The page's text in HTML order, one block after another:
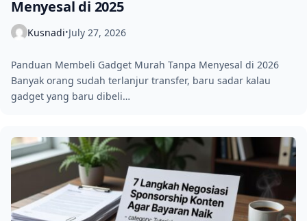
Menyesal di 2025
Kusnadi•July 27, 2026
Panduan Membeli Gadget Murah Tanpa Menyesal di 2026
Banyak orang sudah terlanjur transfer, baru sadar kalau
gadget yang baru dibeli…